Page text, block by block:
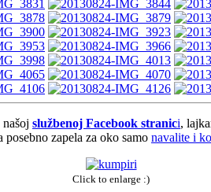
službenoj Facebook stranici,
zapela za oko samo navalite i
Click to enlarge :)